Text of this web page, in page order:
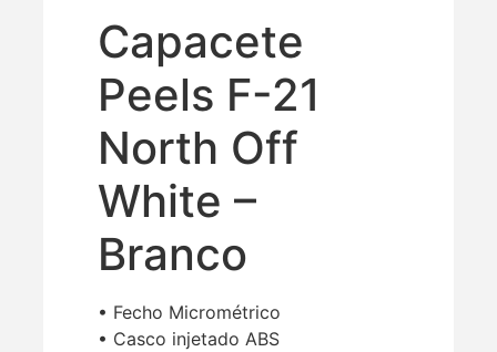
Capacete
Peels F-21
North Off
White –
Branco
• Fecho Micrométrico
• Casco injetado ABS